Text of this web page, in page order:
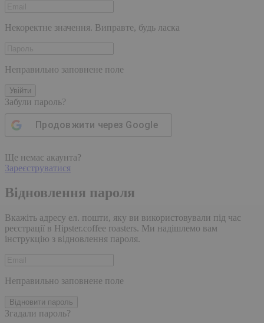
Некоректне значення. Виправте, будь ласка
Неправильно заповнене поле
Увійти
Забули пароль?
Продовжити через Google
Ще немає акаунта?
Зареєструватися
Відновлення пароля
Вкажіть адресу ел. пошти, яку ви використовували під час
реєстрації в Hipster.coffee roasters. Ми надішлемо вам
інструкцію з відновлення пароля.
Неправильно заповнене поле
Відновити пароль
Згадали пароль?